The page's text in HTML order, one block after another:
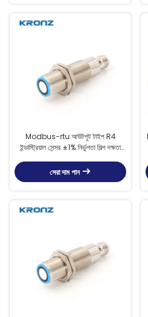
Modbus-rtu আউটপুট টাইপ R4
ইন্ডাস্ট্রিয়াল সেন্সর ±1% নির্ভুলতা শিল্প দক্ষতা
সেরা দাম পান